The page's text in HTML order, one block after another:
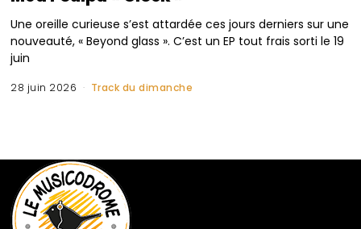
Une oreille curieuse s’est attardée ces jours derniers sur une
nouveauté, « Beyond glass ». C’est un EP tout frais sorti le 19
juin
28 juin 2026 Track du dimanche